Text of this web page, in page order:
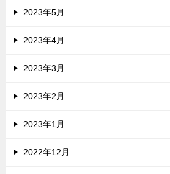
2023年5月
2023年4月
2023年3月
2023年2月
2023年1月
2022年12月